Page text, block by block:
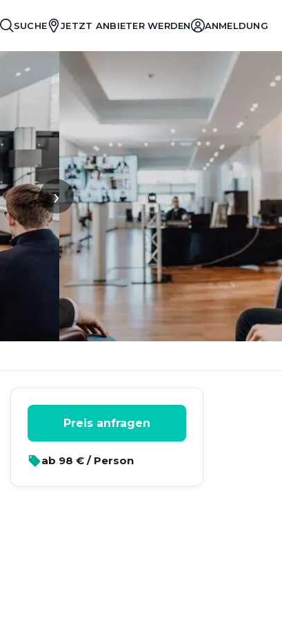
SUCHE JETZT ANBIETER WERDEN ANMELDUNG
›
Preis anfragen
ab 98 € / Person